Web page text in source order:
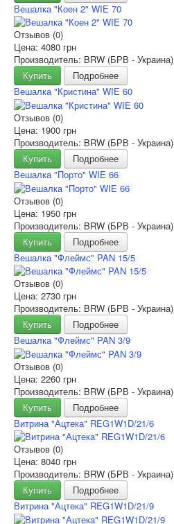
Вешалка "Коен 2" WIE 70
Отзывов (0)
Цена: 4080 грн
Производитель: BRW (БРВ - Украина)
Купить
Подробнее
Вешалка "Кристина" WIE 60
Отзывов (0)
Цена: 1900 грн
Производитель: BRW (БРВ - Украина)
Купить
Подробнее
Вешалка "Порто" WIE 66
Отзывов (0)
Цена: 1950 грн
Производитель: BRW (БРВ - Украина)
Купить
Подробнее
Вешалка "Флеймс" PAN 15/5
Отзывов (0)
Цена: 2730 грн
Производитель: BRW (БРВ - Украина)
Купить
Подробнее
Вешалка "Флеймс" PAN 3/9
Отзывов (0)
Цена: 2260 грн
Производитель: BRW (БРВ - Украина)
Купить
Подробнее
Витрина "Ацтека" REG1W1D/21/6
Отзывов (0)
Цена: 8040 грн
Производитель: BRW (БРВ - Украина)
Купить
Подробнее
Витрина "Ацтека" REG1W1D/21/9